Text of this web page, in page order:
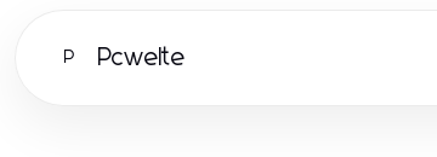
P Pcwelte